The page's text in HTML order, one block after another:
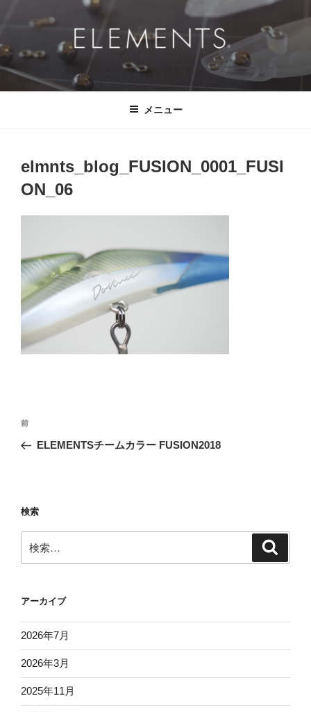
ン
ツ
へ
ELEMENTS®
挑戦的に、ドラマチックに、 そして、真っ直ぐに。
メニュー
elmnts_blog_FUSION_0001_FUSI
ON_06
投
ナ
ー
シ
ョ
前
の
前
ELEMENTSチームカラー FUSION2018
検索
索:
アーカイブ
2026年7月
2026年3月
2025年11月